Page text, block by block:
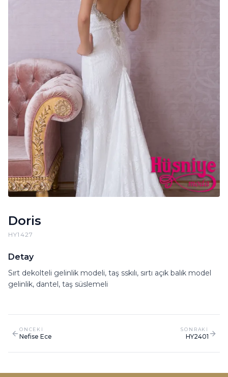
Doris
HY1427
Detay
Sırt dekolteli gelinlik modeli, taş sskılı, sırtı açık balık model
gelinlik, dantel, taş süslemeli
ONCEKI
Nefise Ece
SONRAKI
HY2401